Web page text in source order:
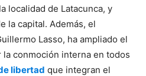
localidad de Latacunca, y
la capital. Además, el
Lasso, ha ampliado el
conmoción interna en todos
libertad que integran el